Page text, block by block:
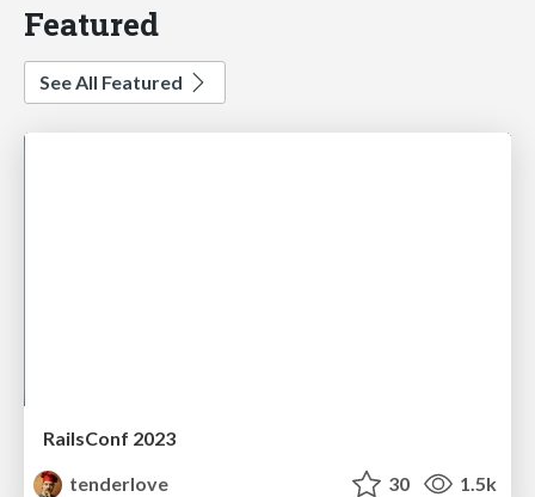
Featured
See All Featured
RailsConf 2023
tenderlove
30 1.5k